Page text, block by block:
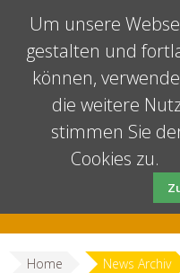
Home News Archiv
Um unsere
gestalten und
können,
die weitere
stimmen Sie
Cookies zu.